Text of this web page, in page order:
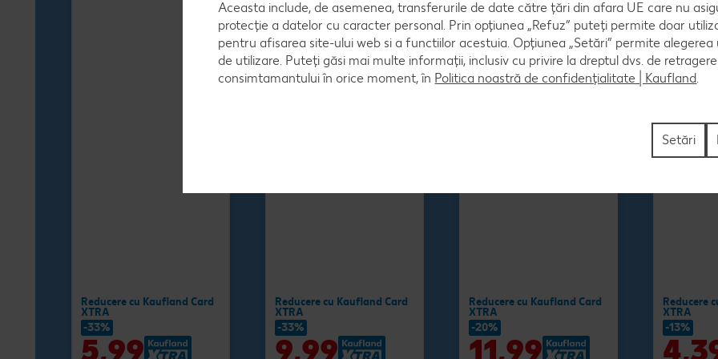
Reducere cu Kaufland Card
XTRA
-33%
5,99
Reducere cu Kaufland Card
XTRA
-33%
9,99
120 g
(=1 kg 99.92)
Reducere cu Kaufland Card
XTRA
-20%
11,99
100 g
Reducere
XTRA
-13%
Aceasta include, de asemenea, transferurile de date către țări din afara UE care nu
protecție a datelor cu caracter personal. Prin opțiunea „Refuz” puteți permite doar
pentru afisarea site-ului web si a functiilor acestuia. Opțiunea „Setări” permite alegerea
de utilizare. Puteți găsi mai multe informații, inclusiv cu privire la dreptul dvs. de
consimtamantului în orice moment, în Politica noastră de confidențialitate | Kaufland.
Setări